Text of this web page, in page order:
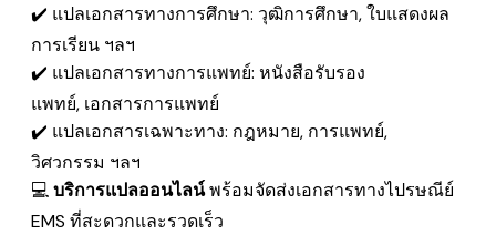
✔️ แปลเอกสารทางการศึกษา: วุฒิการศึกษา, ใบแสดงผล
การเรียน ฯลฯ
✔️ แปลเอกสารทางการแพทย์: หนังสือรับรอง
แพทย์, เอกสารการแพทย์
✔️ แปลเอกสารเฉพาะทาง: กฎหมาย, การแพทย์,
วิศวกรรม ฯลฯ
💻บริการแปลออนไลน์พร้อมจัดส่งเอกสารทางไปรษณีย์
EMS ที่สะดวกและรวดเร็ว